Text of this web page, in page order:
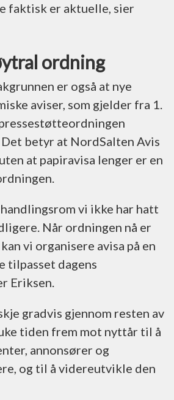
faktisk er aktuelle, sier
ordning
er også at nye
aviser, som gjelder fra 1.
betyr at NordSalten Avis
at papiravisa lenger er en
vi ikke har hatt
Når ordningen nå er
vi organisere avisa på en
tilpasset dagens
Eriksen.
gradvis gjennom resten av
tiden frem mot nyttår til å
annonsører og
og til å videreutvikle den